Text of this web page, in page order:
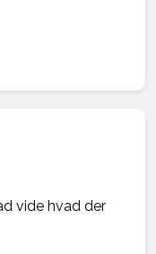
vide hvad der